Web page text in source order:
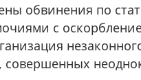
обвинения по
с
совершенных